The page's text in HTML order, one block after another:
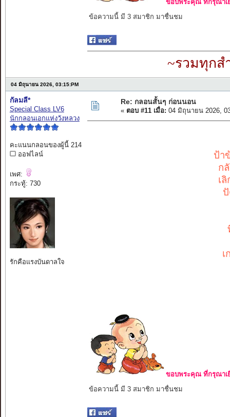
ขอบพระคุณ ที่กรุณาเ
ข้อความนี้ มี 3 สมาชิก มาชื่นชม
~รวมทุกส
04 มิถุนายน 2026, 03:15:PM
กัลมลี*
Special Class LV6
นักกลอนเอกแห่งวังหลวง
คะแนนกลอนของผู้นี้ 214
ออฟไลน์
เพศ:
กระทู้: 730
รักคือแรงบันดาลใจ
Re: กลอนสั้นๆ ก่อนนอน
« ตอบ #11 เมื่อ: 04 มิถุนายน 2026,
ป้า
ก
เ
ขอบพระคุณ ที่กรุณาเ
ข้อความนี้ มี 3 สมาชิก มาชื่นชม